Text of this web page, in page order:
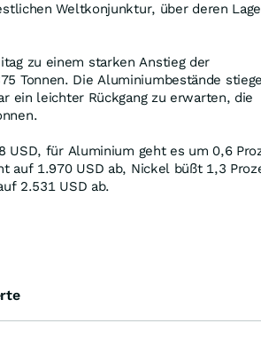
Weltkonjunktur, über deren Lage
zu einem starken Anstieg der
Tonnen. Die Aluminiumbestände
ein leichter Rückgang zu erwarten, die
USD, für Aluminium geht es um 0,6
auf 1.970 USD ab, Nickel büßt 1,3
2.531 USD ab.